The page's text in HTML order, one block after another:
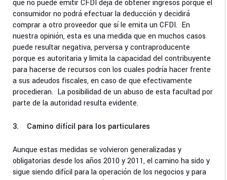
que no puede emitir CFDI deja de obtener ingresos porque el
consumidor no podrá efectuar la deducción y decidirá
comprar a otro proveedor que sí le emita un CFDI. En
nuestra opinión, esta es una medida que en muchos casos
puede resultar negativa, perversa y contraproducente
porque es autoritaria y limita la capacidad del contribuyente
para hacerse de recursos con los cuales podría hacer frente
a sus adeudos fiscales, en caso de que efectivamente
procedieran. La posibilidad de un abuso de esta facultad por
parte de la autoridad resulta evidente.
3. Camino difícil para los particulares
Aunque estas medidas se volvieron generalizadas y
obligatorias desde los años 2010 y 2011, el camino ha sido y
sigue siendo difícil para la operación de los negocios y para